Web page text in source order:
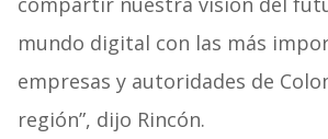
mundo digital con las más
empresas y autoridades de
región”, dijo Rincón.